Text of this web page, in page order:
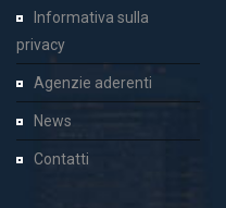
Informativa sulla
privacy
Agenzie aderenti
News
Contatti